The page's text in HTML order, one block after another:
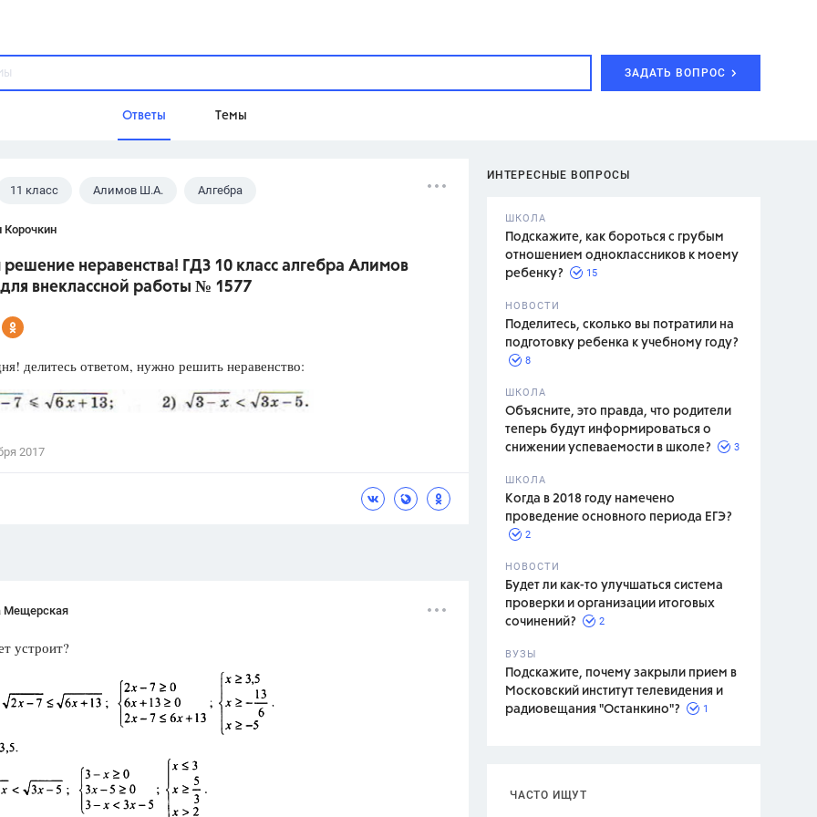
ЗАДАТЬ ВОПРОС
Ответы Темы
Домашнее задание
Рудзитис Г.Е.,Цыбулько И.П.,
Красота, Воспитание
ИНТЕРЕСНЫЕ ВОПРОСЫ
ШКОЛА
Подскажите, как бороться с грубым
отношением одноклассников к моему
ребенку?
15
НОВОСТИ
Поделитесь, сколько вы потратили на
подготовку ребенка к учебному году?
8
ШКОЛА
Объясните, это правда, что родители
теперь будут информироваться о
снижении успеваемости в школе?
3
ШКОЛА
Когда в 2018 году намечено
проведение основного периода ЕГЭ?
2
НОВОСТИ
Будет ли как-то улучшаться система
проверки и организации итоговых
сочинений?
2
ВУЗЫ
Подскажите, почему закрыли прием в
Московский институт телевидения и
радиовещания "Останкино"?
1
ЧАСТО ИЩУТ
11 класс Алимов Ш.А. Алгебра
Корочкин
неравенства! ГДЗ 10 класс алгебра Алимов
внеклассной работы № 1577
делитесь ответом, нужно решить неравенство:
2017
Мещерская
устроит?